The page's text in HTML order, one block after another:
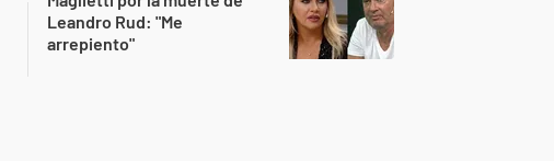
Leandro Rud: "Me
arrepiento"